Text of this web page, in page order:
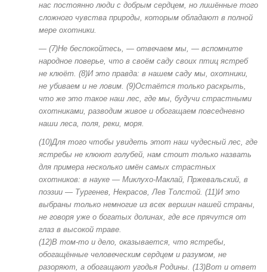
нас постоянно люди с добрым сердцем, но лишённые того
сложного чувства природы, которым обладают в полной
мере охотники.
— (7)Не беспокойтесь, — отвечаем мы, — вспомните
народное поверье, что в своём саду своих птиц ястреб
не клюёт. (8)И это правда: в нашем саду мы, охотники,
не убиваем и не ловим. (9)Остаётся только раскрыть,
что же это такое наш лес, где мы, будучи страстными
охотниками, разводим живое и обогащаем повседневно
наши леса, поля, реки, моря.
(10)Для того чтобы увидеть этот наш чудесный лес, где
ястребы не клюют голубей, нам стоит только назвать
для примера несколько имён самых страстных
охотников: в науке — Миклухо-Маклай, Пржевальский, в
поэзии — Тургенев, Некрасов, Лев Толстой. (11)И это
выбраны только немногие из всех вершин нашей страны,
не говоря уже о богатых долинах, где все прячутся от
глаз в высокой траве.
(12)В том-то и дело, оказывается, что ястребы,
обогащённые человеческим сердцем и разумом, не
разоряют, а обогащают угодья Родины. (13)Вот и ответ